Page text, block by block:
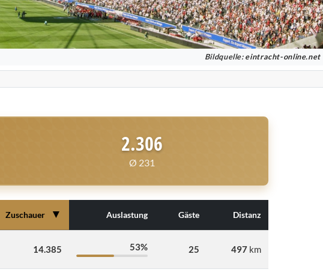
Bildquelle: eintracht-online.net
2.306
Ø 231
Zuschauer ▼ Auslastung Gäste Distanz
14.385 53% 25 497 km